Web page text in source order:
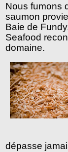
Nous fumons
saumon
Baie de
Seafood
domaine.
dépasse